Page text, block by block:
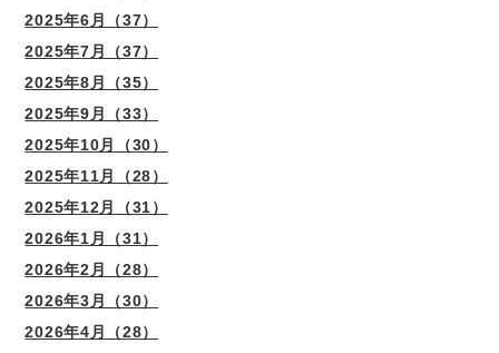
2025年6月（37）
2025年7月（37）
2025年8月（35）
2025年9月（33）
2025年10月（30）
2025年11月（28）
2025年12月（31）
2026年1月（31）
2026年2月（28）
2026年3月（30）
2026年4月（28）